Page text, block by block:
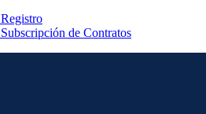
de Contratos